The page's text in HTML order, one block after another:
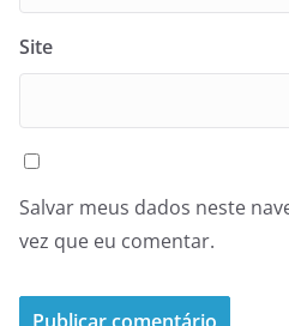
Site
Salvar meus dados neste
vez que eu comentar.